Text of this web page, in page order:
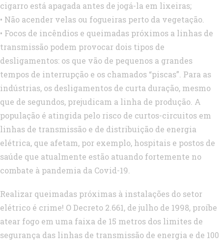
cigarro está apagada antes de jogá-la em lixeiras;
• Não acender velas ou fogueiras perto da vegetação.
• Focos de incêndios e queimadas próximos a linhas de
transmissão podem provocar dois tipos de
desligamentos: os que vão de pequenos a grandes
tempos de interrupção e os chamados “piscas”. Para as
indústrias, os desligamentos de curta duração, mesmo
que de segundos, prejudicam a linha de produção. A
população é atingida pelo risco de curtos-circuitos em
linhas de transmissão e de distribuição de energia
elétrica, que afetam, por exemplo, hospitais e postos de
saúde que atualmente estão atuando fortemente no
combate à pandemia da Covid-19.
Realizar queimadas próximas à instalações do setor
elétrico é crime! O Decreto 2.661, de julho de 1998, proíbe
atear fogo em uma faixa de 15 metros dos limites de
segurança das linhas de transmissão de energia e de 100